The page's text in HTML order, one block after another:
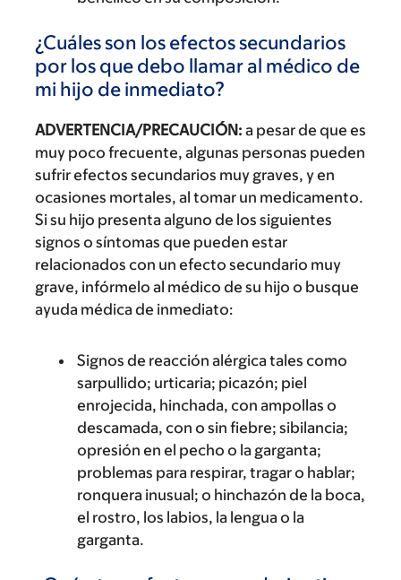
¿Cuáles son los efectos secundarios
por los que debo llamar al médico de
mi hijo de inmediato?
ADVERTENCIA/PRECAUCIÓN: a pesar de que es
muy poco frecuente, algunas personas pueden
sufrir efectos secundarios muy graves, y en
ocasiones mortales, al tomar un medicamento.
Si su hijo presenta alguno de los siguientes
signos o síntomas que pueden estar
relacionados con un efecto secundario muy
grave, infórmelo al médico de su hijo o busque
ayuda médica de inmediato:
Signos de reacción alérgica tales como
sarpullido; urticaria; picazón; piel
enrojecida, hinchada, con ampollas o
descamada, con o sin fiebre; sibilancia;
opresión en el pecho o la garganta;
problemas para respirar, tragar o hablar;
ronquera inusual; o hinchazón de la boca,
el rostro, los labios, la lengua o la
garganta.